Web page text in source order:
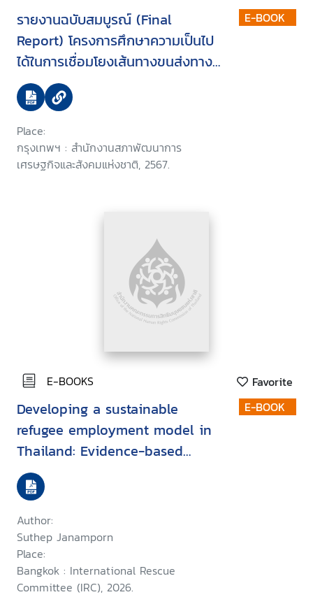
รายงานฉบับสมบูรณ์ (Final
Report) โครงการศึกษาความเป็นไป
ได้ในการเชื่อมโยงเส้นทางขนส่งทาง
ทะเลฝั่งอ่าวไทยและอันดามันของ
ประเทศไทย
Place:
กรุงเทพฯ : สำนักงานสภาพัฒนาการ
เศรษฐกิจและสังคมแห่งชาติ, 2567.
E-BOOK
E-BOOKS Favorite
Developing a sustainable
refugee employment model in
Thailand: Evidence-based
policy pathways for camp-
based refugees’ transition to
self-reliance
Author:
Suthep Janamporn
Place:
Bangkok : International Rescue
Committee (IRC), 2026.
E-BOOK